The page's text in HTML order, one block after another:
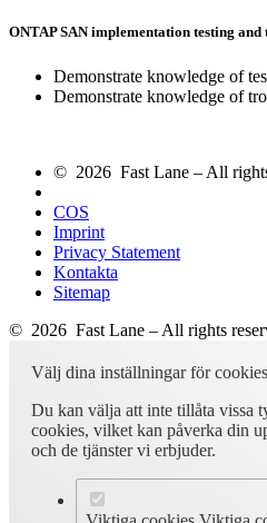
ONTAP SAN implementation testing
Demonstrate knowledge of
Demonstrate knowledge of
© 2026 Fast Lane – All
COS
Imprint
Privacy Statement
Kontakta
Sitemap
© 2026 Fast Lane – All rights
Välj dina inställningar för
Du kan välja att inte tillåta vissa
cookies, vilket kan påverka din
och de tjänster vi erbjuder.